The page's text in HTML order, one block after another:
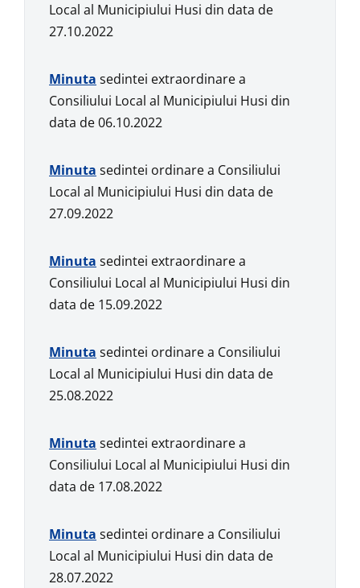
Local al Municipiului Husi din data de
27.10.2022
Minuta sedintei extraordinare a
Consiliului Local al Municipiului Husi din
data de 06.10.2022
Minuta sedintei ordinare a Consiliului
Local al Municipiului Husi din data de
27.09.2022
Minuta sedintei extraordinare a
Consiliului Local al Municipiului Husi din
data de 15.09.2022
Minuta sedintei ordinare a Consiliului
Local al Municipiului Husi din data de
25.08.2022
Minuta sedintei extraordinare a
Consiliului Local al Municipiului Husi din
data de 17.08.2022
Minuta sedintei ordinare a Consiliului
Local al Municipiului Husi din data de
28.07.2022